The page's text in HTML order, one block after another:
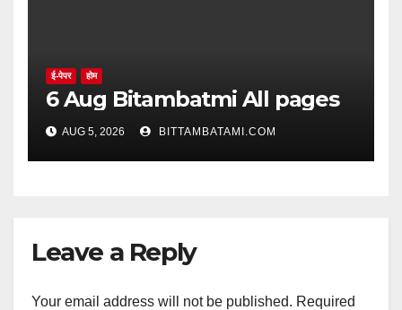
ई-पेपर होम
6 Aug Bitambatmi All pages
AUG 5, 2026 BITTAMBATAMI.COM
Leave a Reply
Your email address will not be published. Required